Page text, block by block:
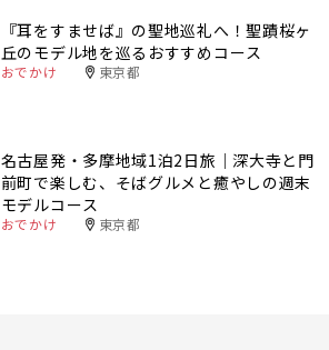
『耳をすませば』の聖地巡礼へ！聖蹟桜ヶ
丘のモデル地を巡るおすすめコース
おでかけ 東京都
名古屋発・多摩地域1泊2日旅｜深大寺と門
前町で楽しむ、そばグルメと癒やしの週末
モデルコース
おでかけ 東京都